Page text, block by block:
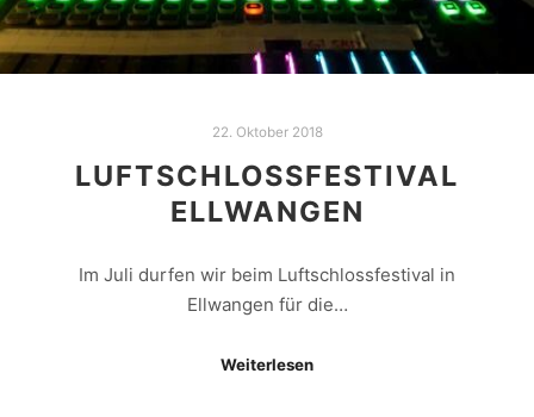
22. Oktober 2018
LUFTSCHLOSSFESTIVAL
ELLWANGEN
Im Juli durfen wir beim Luftschlossfestival in
Ellwangen für die…
Weiterlesen